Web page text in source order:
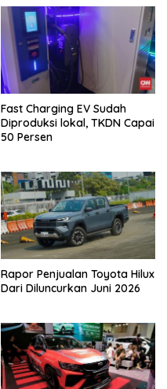
Fast Charging EV Sudah
Diproduksi lokal, TKDN Capai
50 Persen
Rapor Penjualan Toyota Hilux
Dari Diluncurkan Juni 2026